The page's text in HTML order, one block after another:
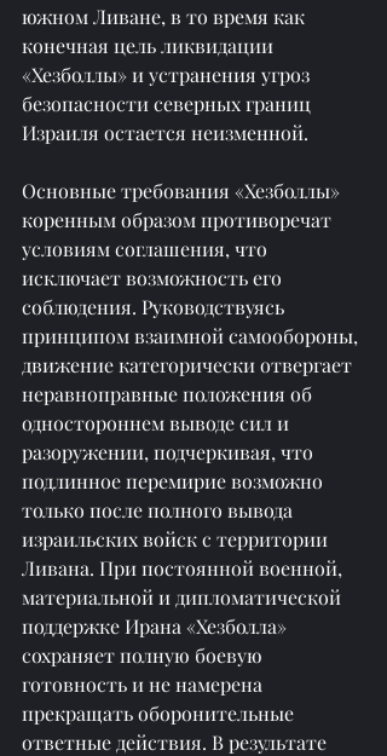
южном Ливане, в то время как
конечная цель ликвидации
«Хезболлы» и устранения угроз
безопасности северных границ
Израиля остается неизменной.
Основные требования «Хезболлы»
коренным образом противоречат
условиям соглашения, что
исключает возможность его
соблюдения. Руководствуясь
принципом взаимной самообороны,
движение категорически отвергает
неравноправные положения об
одностороннем выводе сил и
разоружении, подчеркивая, что
подлинное перемирие возможно
только после полного вывода
израильских войск с территории
Ливана. При постоянной военной,
материальной и дипломатической
поддержке Ирана «Хезболла»
сохраняет полную боевую
готовность и не намерена
прекращать оборонительные
ответные действия. В результате